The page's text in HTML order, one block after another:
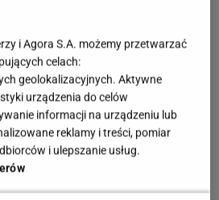
i Agora S.A. możemy przetwarzać
celach:
geolokalizacyjnych. Aktywne
urządzenia do celów
informacji na urządzeniu lub
reklamy i treści, pomiar
i ulepszanie usług.